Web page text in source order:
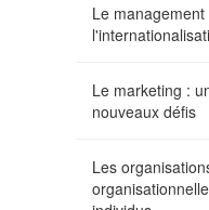
Le
Le marketing :
nouveaux défis
Les